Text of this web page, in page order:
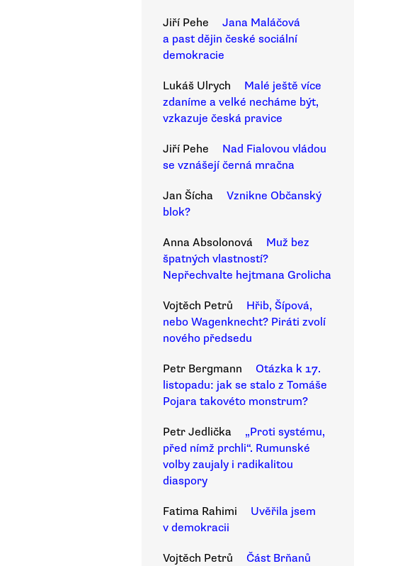
Jiří Pehe
Jana Maláčová
a past dějin české sociální
demokracie
Lukáš Ulrych
Malé ještě více
zdaníme a velké necháme být,
vzkazuje česká pravice
Jiří Pehe
Nad Fialovou vládou
se vznášejí černá mračna
Jan Šícha
Vznikne Občanský
blok?
Anna Absolonová
Muž bez
špatných vlastností?
Nepřechvalte hejtmana Grolicha
Vojtěch Petrů
Hřib, Šípová,
nebo Wagenknecht? Piráti zvolí
nového předsedu
Petr Bergmann
Otázka k 17.
listopadu: jak se stalo z Tomáše
Pojara takovéto monstrum?
Petr Jedlička
„Proti systému,
před nímž prchli“. Rumunské
volby zaujaly i radikalitou
diaspory
Fatima Rahimi
Uvěřila jsem
v demokracii
Vojtěch Petrů
Část Brňanů